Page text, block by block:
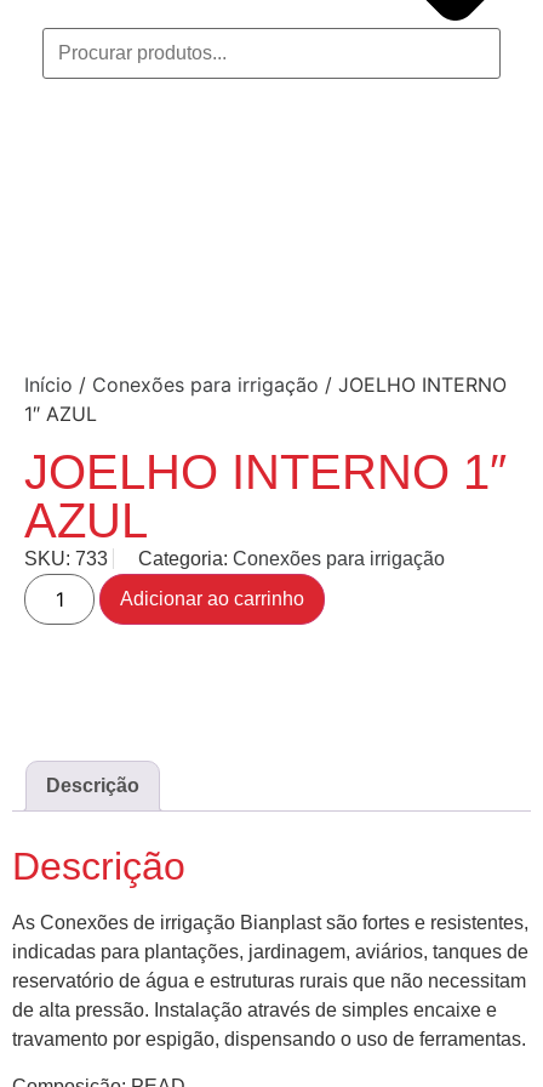
Início / Conexões para irrigação / JOELHO INTERNO
1″ AZUL
JOELHO INTERNO 1″
AZUL
Adicionar ao carrinho
SKU: 733 Categoria: Conexões para irrigação
Descrição
Descrição
As Conexões de irrigação Bianplast são fortes e resistentes,
indicadas para plantações, jardinagem, aviários, tanques de
reservatório de água e estruturas rurais que não necessitam
de alta pressão. Instalação através de simples encaixe e
travamento por espigão, dispensando o uso de ferramentas.